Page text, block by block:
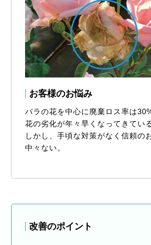
お客様のお悩み
バラの花を中心に廃棄ロス率は
花の劣化が年々早くなってきてい
しかし、手頃な対策がなく信頼の
中々ない。
改善のポイント